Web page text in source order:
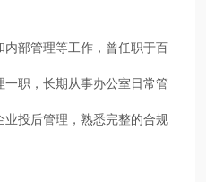
部管理等工作，曾任职于百
职，长期从事办公室日常管
投后管理，熟悉完整的合规